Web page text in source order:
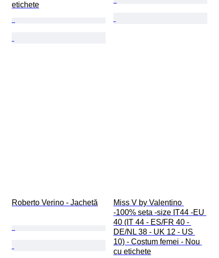
etichete
Roberto Verino - Jachetă
Miss V by Valentino
-100% seta -size IT44 -EU
40 (IT 44 - ES/FR 40 -
DE/NL 38 - UK 12 - US
10) - Costum femei - Nou
cu etichete